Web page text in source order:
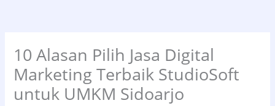
10 Alasan Pilih Jasa Digital
Marketing Terbaik StudioSoft
untuk UMKM Sidoarjo